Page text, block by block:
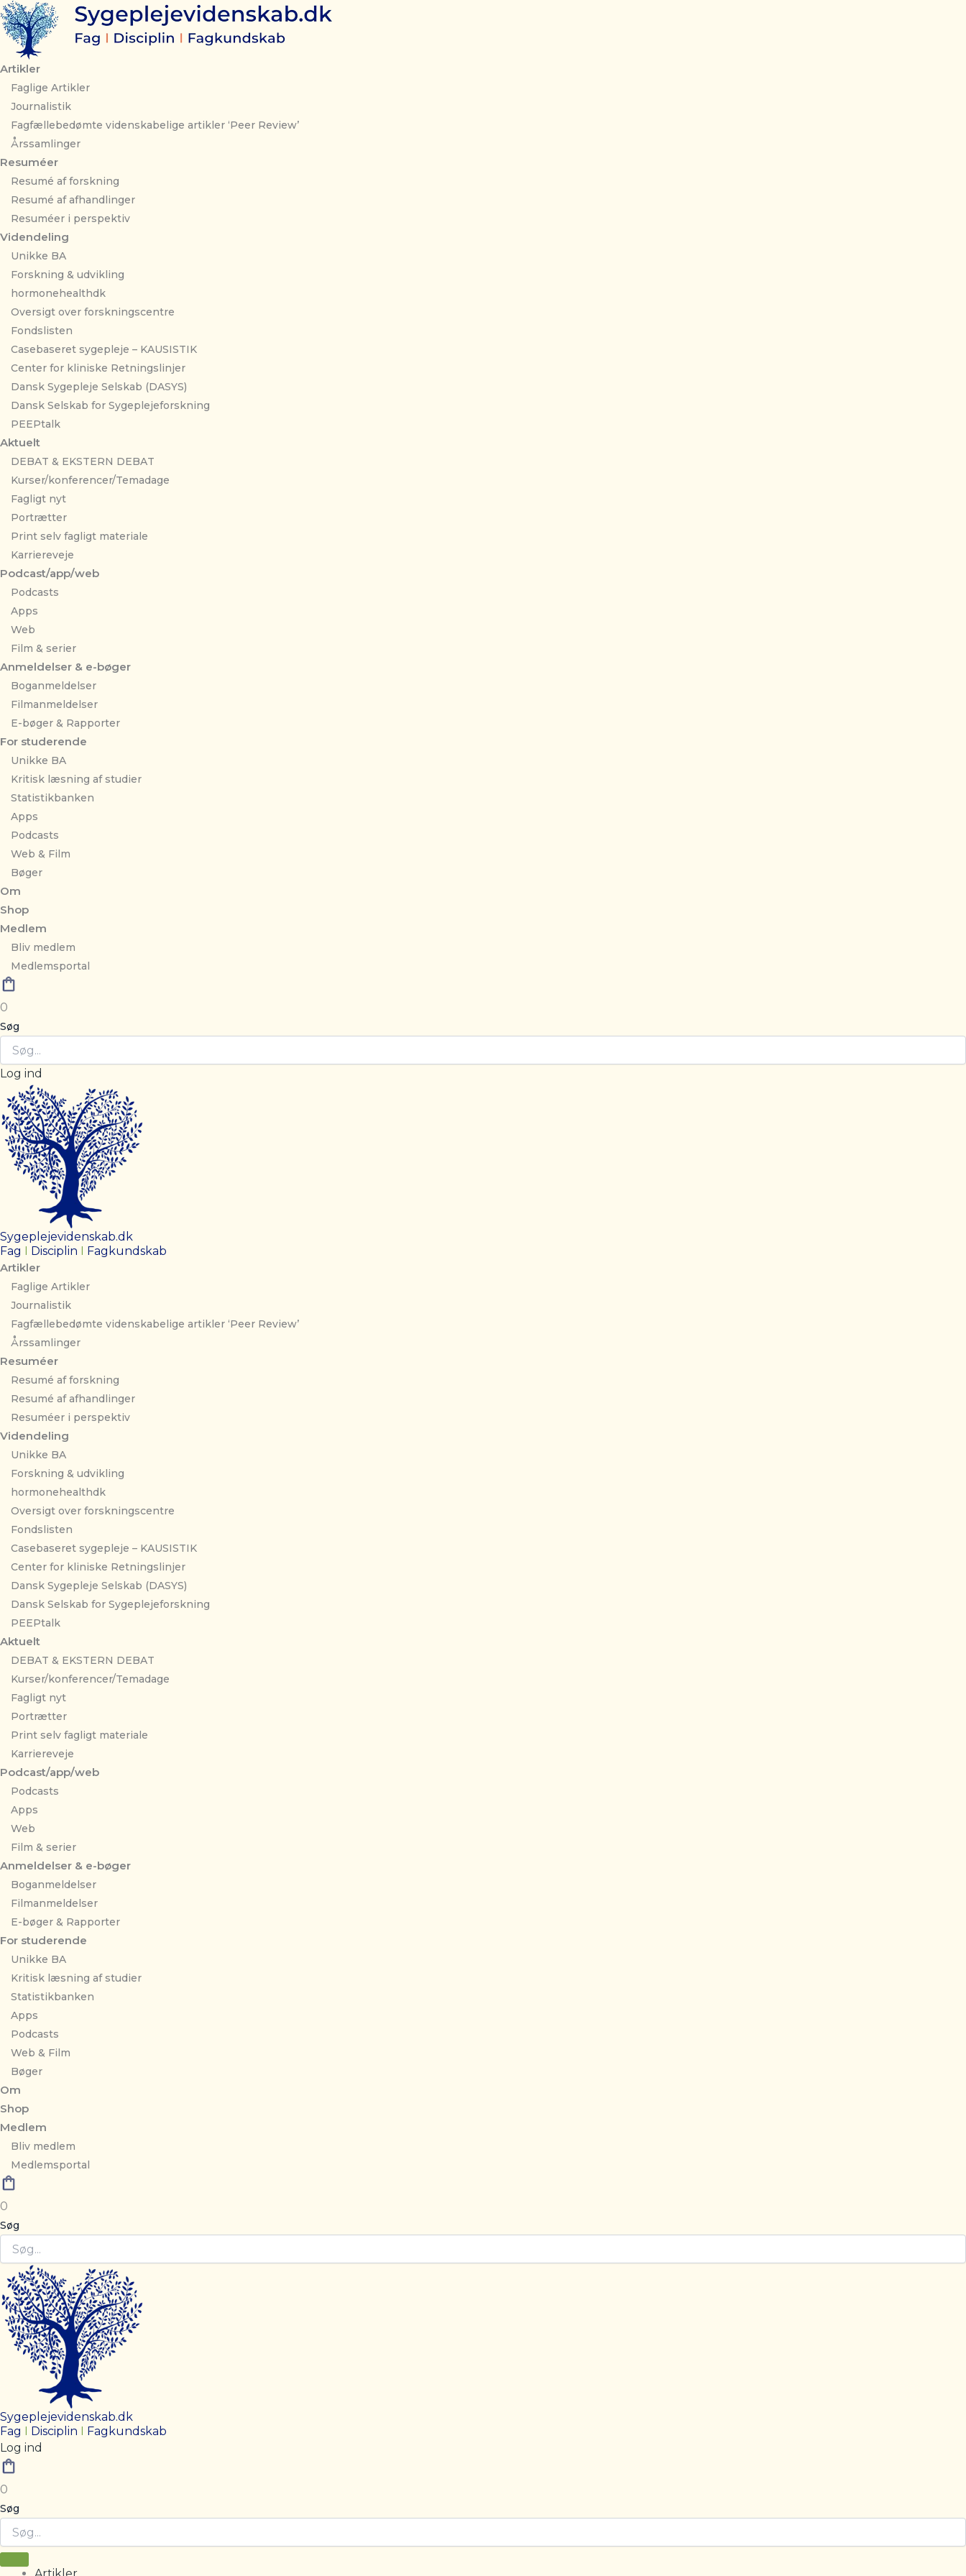
Gå
til
indholdet
Artikler
Faglige Artikler
Journalistik
Fagfællebedømte videnskabelige artikler ‘Peer Review’
Årssamlinger
Resuméer
Resumé af forskning
Resumé af afhandlinger
Resuméer i perspektiv
Videndeling
Unikke BA
Forskning & udvikling
hormonehealthdk
Oversigt over forskningscentre
Fondslisten
Casebaseret sygepleje – KAUSISTIK
Center for kliniske Retningslinjer
Dansk Sygepleje Selskab (DASYS)
Dansk Selskab for Sygeplejeforskning
PEEPtalk
Aktuelt
DEBAT & EKSTERN DEBAT
Kurser/konferencer/Temadage
Fagligt nyt
Portrætter
Print selv fagligt materiale
Karriereveje
Podcast/app/web
Podcasts
Apps
Web
Film & serier
Anmeldelser & e-bøger
Boganmeldelser
Filmanmeldelser
E-bøger & Rapporter
For studerende
Unikke BA
Kritisk læsning af studier
Statistikbanken
Apps
Podcasts
Web & Film
Bøger
Om
Shop
Medlem
Bliv medlem
Medlemsportal
0
Søg
Log ind
Sygeplejevidenskab.dk
Fag I Disciplin I Fagkundskab
Artikler
Faglige Artikler
Journalistik
Fagfællebedømte videnskabelige artikler ‘Peer Review’
Årssamlinger
Resuméer
Resumé af forskning
Resumé af afhandlinger
Resuméer i perspektiv
Videndeling
Unikke BA
Forskning & udvikling
hormonehealthdk
Oversigt over forskningscentre
Fondslisten
Casebaseret sygepleje – KAUSISTIK
Center for kliniske Retningslinjer
Dansk Sygepleje Selskab (DASYS)
Dansk Selskab for Sygeplejeforskning
PEEPtalk
Aktuelt
DEBAT & EKSTERN DEBAT
Kurser/konferencer/Temadage
Fagligt nyt
Portrætter
Print selv fagligt materiale
Karriereveje
Podcast/app/web
Podcasts
Apps
Web
Film & serier
Anmeldelser & e-bøger
Boganmeldelser
Filmanmeldelser
E-bøger & Rapporter
For studerende
Unikke BA
Kritisk læsning af studier
Statistikbanken
Apps
Podcasts
Web & Film
Bøger
Om
Shop
Medlem
Bliv medlem
Medlemsportal
0
Søg
Sygeplejevidenskab.dk
Fag I Disciplin I Fagkundskab
Log ind
0
Søg